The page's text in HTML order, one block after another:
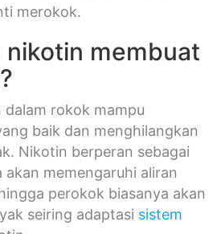
merokok.
nikotin membuat
rokok mampu
baik dan menghilangkan
Nikotin berperan sebagai
akan memengaruhi aliran
perokok biasanya akan
seiring adaptasi sistem